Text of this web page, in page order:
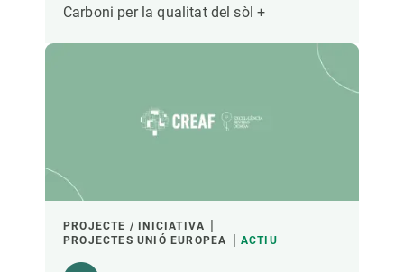
Carboni per la qualitat del sòl +
PROJECTE / INICIATIVA
PROJECTES UNIÓ EUROPEA
ACTIU